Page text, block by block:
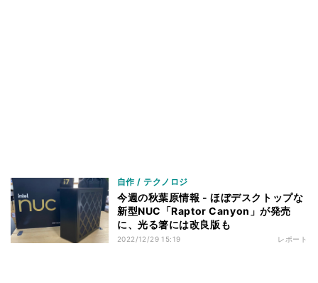
自作 / テクノロジ
今週の秋葉原情報 - ほぼデスクトップな
新型NUC「Raptor Canyon」が発売
に、光る箸には改良版も
2022/12/29 15:19 レポート